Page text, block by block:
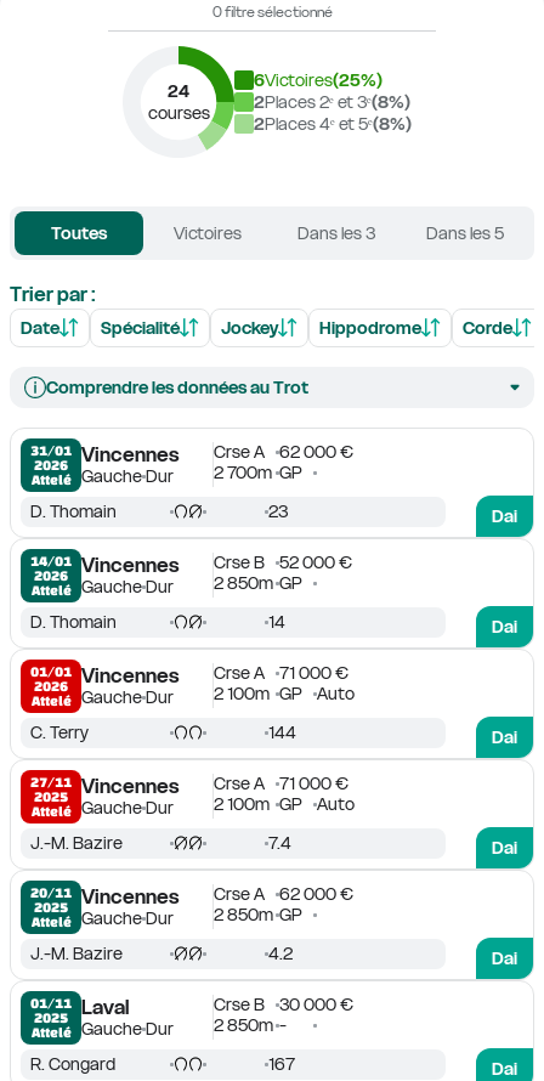
0 filtre sélectionné
24
courses
6Victoires(25%)
2Places 2ᵉ et 3ᵉ(8%)
2Places 4ᵉ et 5ᵉ(8%)
Toutes Victoires Dans les 3 Dans les 5
Trier par :
Date Spécialité Jockey Hippodrome Corde
Comprendre les données au Trot
31/01
2026
Attelé
Vincennes
GaucheDur
Crse A
62 000 €
2 700m GP
Dai
D. Thomain 23
14/01
2026
Attelé
Vincennes
GaucheDur
Crse B
52 000 €
2 850m GP
Dai
D. Thomain 14
01/01
2026
Attelé
Vincennes
GaucheDur
Crse A
71 000 €
2 100m GP
Auto
Dai
C. Terry 144
27/11
2025
Attelé
Vincennes
GaucheDur
Crse A
71 000 €
2 100m GP
Auto
Dai
J.-M. Bazire 7.4
20/11
2025
Attelé
Vincennes
GaucheDur
Crse A
62 000 €
2 850m GP
Dai
J.-M. Bazire 4.2
01/11
2025
Attelé
Laval
GaucheDur
Crse B
30 000 €
2 850m -
Dai
R. Congard 167